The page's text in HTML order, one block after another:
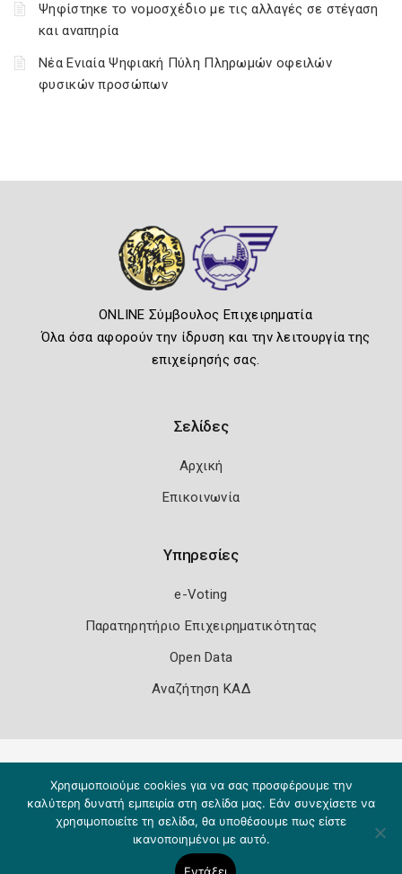
Ψηφίστηκε το νομοσχέδιο με τις αλλαγές σε στέγαση
και αναπηρία
Νέα Ενιαία Ψηφιακή Πύλη Πληρωμών οφειλών
φυσικών προσώπων
ONLINE Σύμβουλος Επιχειρηματία
Όλα όσα αφορούν την ίδρυση και την λειτουργία της
επιχείρησής σας.
Σελίδες
Αρχική
Επικοινωνία
Υπηρεσίες
e-Voting
Παρατηρητήριο Επιχειρηματικότητας
Open Data
Αναζήτηση ΚΑΔ
Χρησιμοποιούμε cookies για να σας προσφέρουμε την
καλύτερη δυνατή εμπειρία στη σελίδα μας. Εάν συνεχίσετε να
χρησιμοποιείτε τη σελίδα, θα υποθέσουμε πως είστε
ικανοποιημένοι με αυτό.
Εντάξει
Copyright 2026 Knowledge A.E.